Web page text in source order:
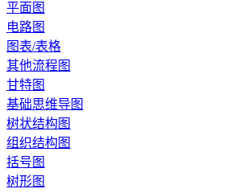
平面图
电路图
图表/表格
其他流程图
甘特图
基础思维导图
树状结构图
组织结构图
括号图
树形图